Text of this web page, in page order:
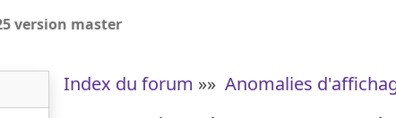
version master
Index du forum »» Anomalies